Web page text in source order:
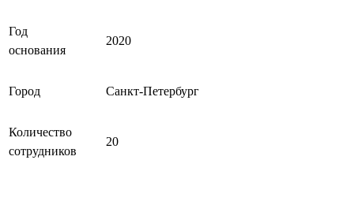
Год
основания
2020
Город Санкт-Петербург
Количество
сотрудников
20